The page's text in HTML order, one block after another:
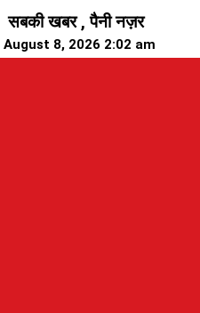
सबकी खबर , पैनी नज़र
August 8, 2026 2:02 am